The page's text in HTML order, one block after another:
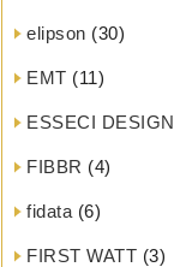
elipson (30)
EMT (11)
ESSECI DESIGN
FIBBR (4)
fidata (6)
FIRST WATT (3)